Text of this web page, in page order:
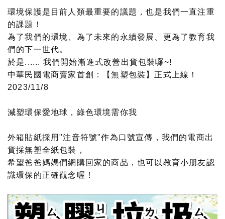
環境保護是目前人類最重要的議題，也是我們一直注重
的課題！
為了我們的環境、為了未來的永續發展、更為了教育我
們的下一世代。
於是...... 我們開始漸進式改善出貨包裝囉~!
中華民國電商賣家首創：【無塑包裝】正式上線！
2023/11/8
減塑環保愛地球，綠色環境需你我
外箱貼紙採用"注音符號"作為口號宣傳，我們的電商出
貨採無塑全紙包裝，
希望爸爸媽媽們網購回家的商品，也可以教育小朋友認
識環保的正確觀念喔！